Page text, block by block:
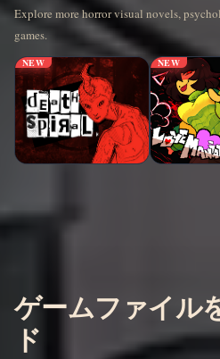
Explore more horror visual novels,
games.
NEW NEW
ゲームファイル
ド